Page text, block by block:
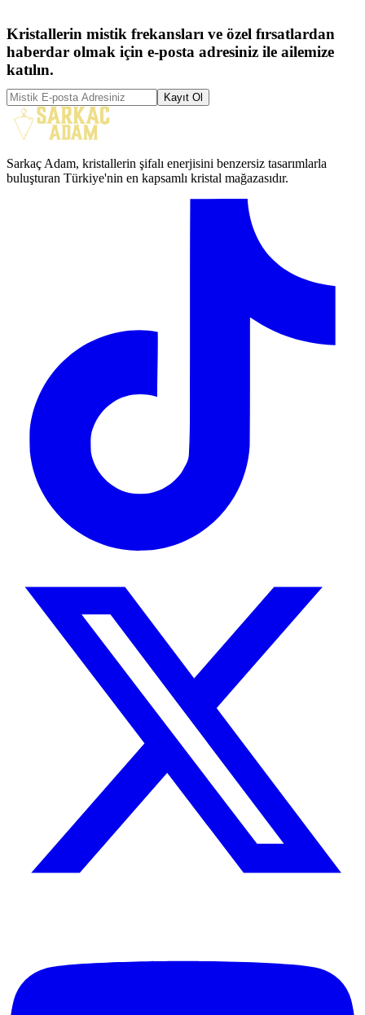
Kristallerin mistik frekansları ve özel fırsatlardan
haberdar olmak için e-posta adresiniz ile ailemize
katılın.
Kayıt Ol
Sarkaç Adam, kristallerin şifalı enerjisini benzersiz tasarımlarla
buluşturan Türkiye'nin en kapsamlı kristal mağazasıdır.